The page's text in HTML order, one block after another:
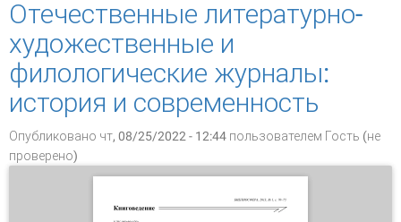
Отечественные литературно-
художественные и
филологические журналы:
история и современность
Опубликовано чт, 08/25/2022 - 12:44 пользователем Гость (не
проверено)